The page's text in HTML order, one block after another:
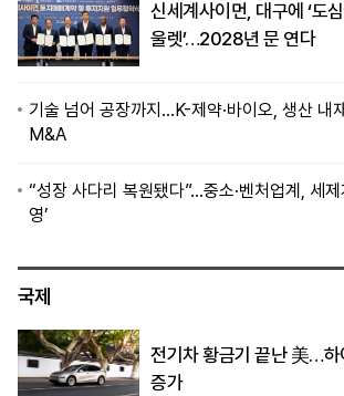
신세계사이먼, 대구에 ‘도
울렛’…2028년 문 연다
기술 넘어 공장까지…K-제약·바이오, 생산 내
M&A
“성장 사다리 복원됐다”…중소·벤처업계, 세
영’
국제
전기차 황금기 끝난 美…하
증가